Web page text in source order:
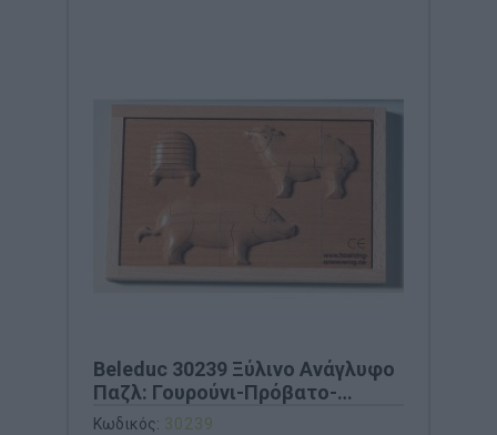
Beleduc 30239 Ξύλινο Ανάγλυφο
Παζλ: Γουρούνι-Πρόβατο-
Χελώνα
Κωδικός: 30239